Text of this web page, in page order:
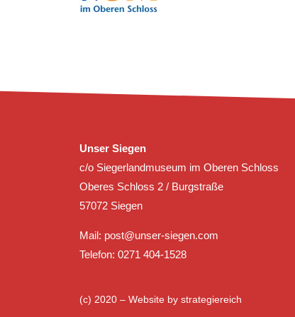
Unser Siegen
c/o Siegerlandmuseum im Oberen Schloss
Oberes Schloss 2 / Burgstraße
57072 Siegen
Mail: post@unser-siegen.com
Telefon: 0271 404-1528
(c) 2020 – Website by strategiereich